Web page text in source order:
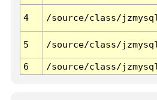
4 /source/class/
5 /source/class/
6 /source/class/